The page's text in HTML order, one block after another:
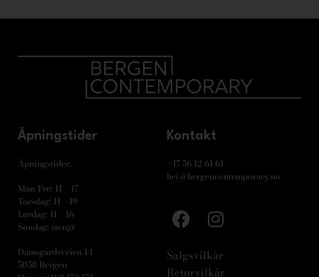
Åpningstider
Åpningstider:
Man-Fre: 11 – 17
Torsdag: 11 – 19
Lørdag: 11 – 16
Søndag: stengt
Damsgårdsveien 14
5058 Bergen
Kontakt
+47 56 12 61 61
hei@bergencontemporary.no
Salgsvilkår
Returvilkår